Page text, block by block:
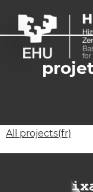
All projects(fr)